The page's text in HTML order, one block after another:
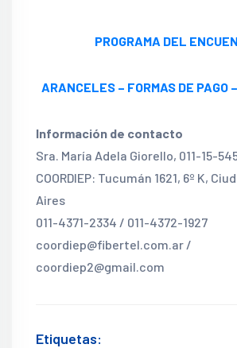
PROGRAMA DEL
ARANCELES – FORMAS DE PAGO
Información de contacto
Sra. María Adela Giorello, 011-15-
COORDIEP: Tucumán 1621, 6º K,
Aires
011-4371-2334 / 011-4372-1927
coordiep@fibertel.com.ar /
coordiep2@gmail.com
Etiquetas: